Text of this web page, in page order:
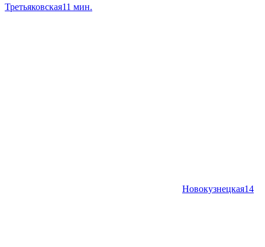
Третьяковская11 мин.
Новокузнецкая14